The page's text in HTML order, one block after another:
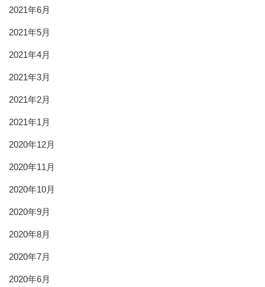
2021年6月
2021年5月
2021年4月
2021年3月
2021年2月
2021年1月
2020年12月
2020年11月
2020年10月
2020年9月
2020年8月
2020年7月
2020年6月